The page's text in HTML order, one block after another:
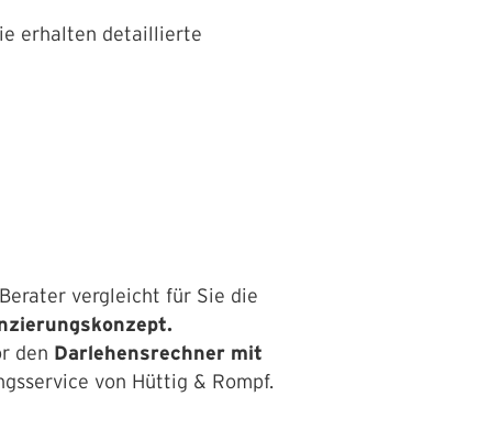
erhalten detaillierte
vergleicht für Sie die
den Darlehensrechner mit
von Hüttig & Rompf.